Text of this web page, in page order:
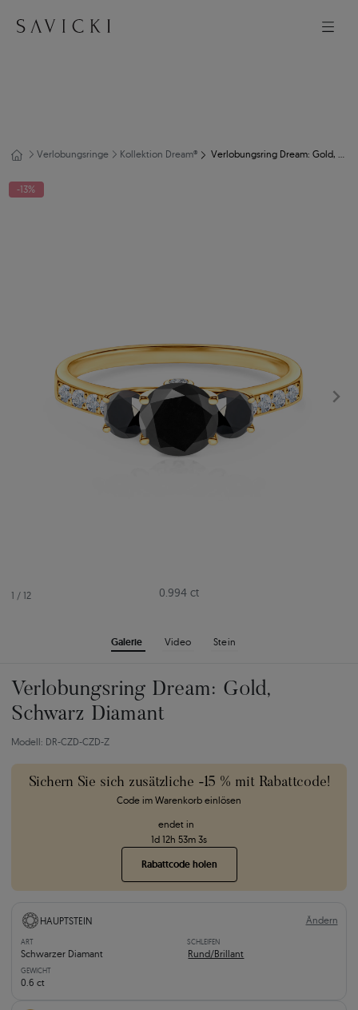
Verlobungsringe Kollektion Dream® Verlobungsring Dream: Gold, Schwarz Diamant
1 / 12
Galerie Video Stein
-13%
0.994 ct
Verlobungsring Dream: Gold,
Schwarz Diamant
Modell: DR-CZD-CZD-Z
Sichern Sie sich zusätzliche -15 % mit Rabattcode!
Code im Warenkorb einlösen
endet in
1d 12h 53m 2s
Rabattcode holen
HAUPTSTEIN Ändern
ART
Schwarzer Diamant
SCHLEIFEN
Rund/Brillant
GEWICHT
0.6 ct